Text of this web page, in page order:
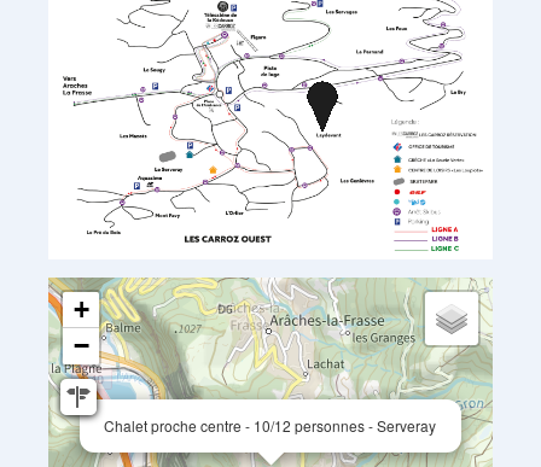
Chalet proche centre - 10/12 personnes - Serveray
+
−